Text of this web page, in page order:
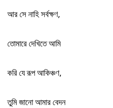
আর সে নাহি সর্বক্ষণ,
তোমারে দেখিতে আমি
করি যে রূপ আকিঞ্চণ,
তুমি জানো আমার বেদন